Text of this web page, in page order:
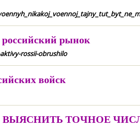
рынок
rossii-obrushilo
войск
ТОЧНОЕ